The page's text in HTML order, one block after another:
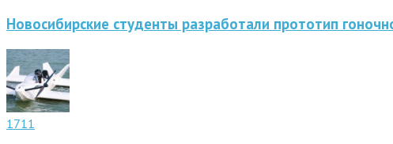
Новосибирские студенты разработали прототип
1711